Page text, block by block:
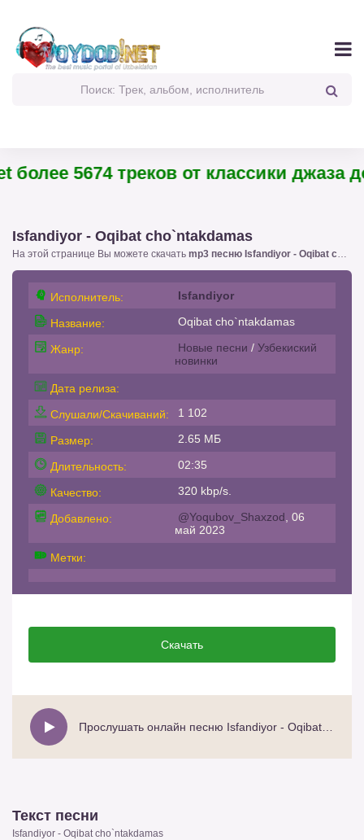
5674 треков от классики джаза до
Isfandiyor - Oqibat cho`ntakdamas
На этой странице Вы можете скачать mp3 песню Isfandiyor - Oqibat cho`ntakdamas
Исполнитель: Isfandiyor
Название: Oqibat cho`ntakdamas
Жанр: Новые песни / Узбекиский
новинки
Дата релиза:
Слушали/Скачиваний:
1 102
Размер: 2.65 МБ
Длительность: 02:35
Качество: 320 kbp/s.
Добавлено: @Yoqubov_Shaxzod , 06
май 2023
Метки:
Скачать
Текст песни
Isfandiyor - Oqibat cho`ntakdamas